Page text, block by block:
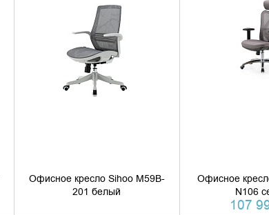
Офисное кресло Sihoo M59B-
201 белый
УТОЧНИТЬ НАЛИЧИЕ
Офисное
N106
107
ДОБАВИТЬ
КУПИТЬ